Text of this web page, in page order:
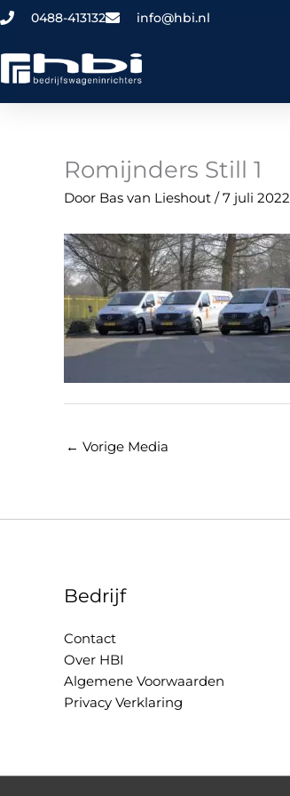
Ga
naar
de
inhoud
0488-413132 info@hbi.nl
Romijnders Still 1
Door Bas van Lieshout /7 juli 2022
← Vorige Media
Bedrijf
Contact
Over HBI
Algemene Voorwaarden
Privacy Verklaring